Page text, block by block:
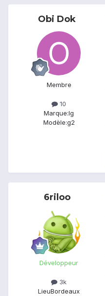
Obi Dok
Membre
10
Marque:lg
Modèle:g2
6riloo
Développeur
3k
LieuBordeaux